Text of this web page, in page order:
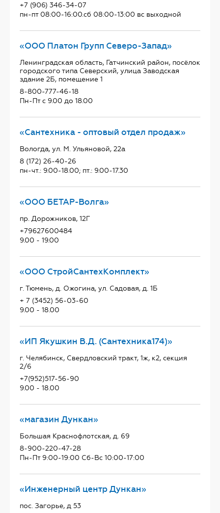
+7 (906) 346-34-07
пн-пт 08:00-16:00.сб 08:00-13:00 вс выходной
«ООО Платон Групп Северо-Запад»
Ленинградская область, Гатчинский район, посёлок
городского типа Северский, улица Заводская
здание 2Б, помещение 1
8-800-777-46-18
Пн-Пт с 9.00 до 18.00
«Сантехника - оптовый отдел продаж»
Вологда, ул. М. Ульяновой, 22а
8 (172) 26-40-26
пн-чт.: 9.00-18.00; пт.: 9.00-17.30
«ООО БЕТАР-Волга»
пр. Дорожников, 12Г
+79627600484
9.00 - 19.00
«ООО СтройСантехКомплект»
г. Тюмень, д. Ожогина, ул. Садовая, д. 1Б
+ 7 (3452) 56-03-60
9.00 - 18.00
«ИП Якушкин В.Д. (Сантехника174)»
г. Челябинск, Свердловский тракт, 1ж, к2, секция
2/6
+7(952)517-56-90
9.00 - 18.00
«магазин Дункан»
Большая Краснофлотская, д. 69
8-900-220-47-28
Пн-Пт 9:00-19:00 Сб-Вс 10:00-17:00
«Инженерный центр Дункан»
пос. Загорье, д 53